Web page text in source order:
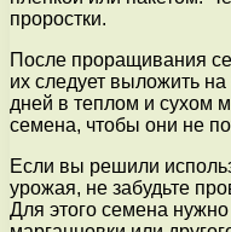
проростки.
После проращивания
их следует выложить на
дней в теплом и сухом
семена, чтобы они не
Если вы решили
урожая, не забудьте
Для этого семена